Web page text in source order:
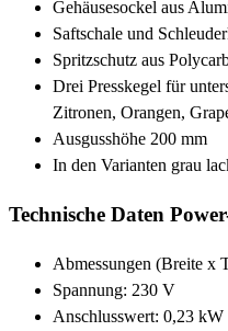
Gehäusesockel aus
Saftschale und
Spritzschutz aus
Drei Presskegel für
Zitronen, Orangen,
Ausgusshöhe 200 mm
In den Varianten grau
Technische Daten
Abmessungen (Breite x
Spannung: 230 V
Anschlusswert: 0,23 kW